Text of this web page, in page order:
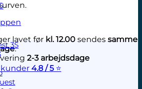
lavet før kl. 12.00 sendes samme
.
2-3 arbejdsdage
kunder 4.8 / 5 ⭐
3S